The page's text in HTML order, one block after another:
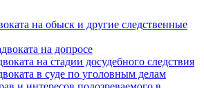
на обыск и другие следственные
на допросе
на стадии досудебного следствия
в суде по уголовным делам